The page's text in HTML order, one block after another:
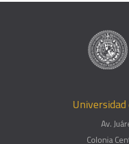
Universidad
Av.
Colonia